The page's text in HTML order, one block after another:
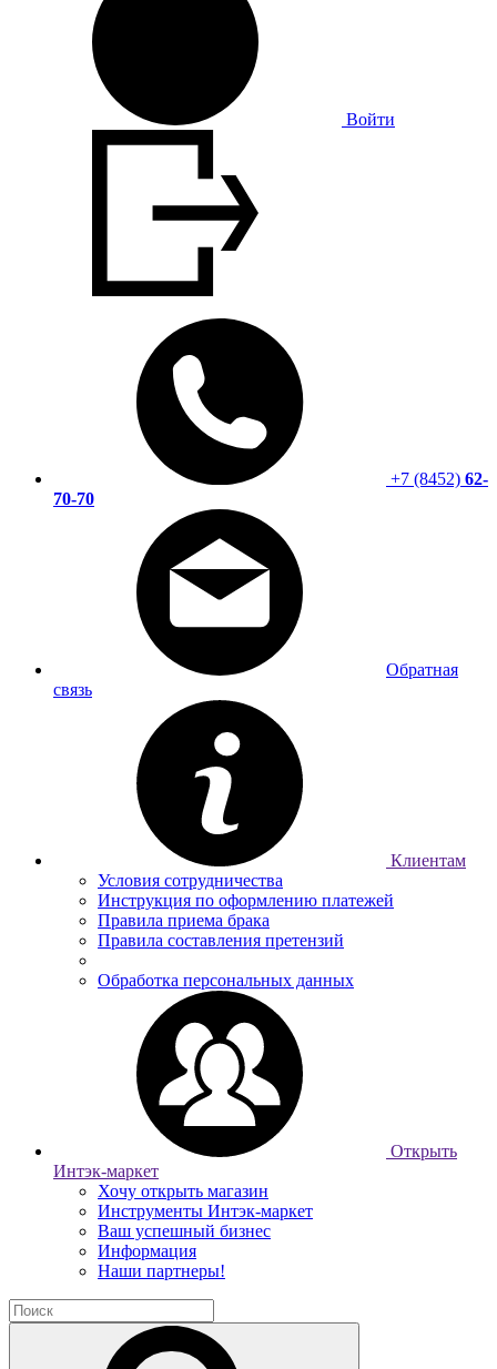
Войти
+7 (8452) 62-
70-70
Обратная
связь
Клиентам
Условия сотрудничества
Инструкция по оформлению платежей
Правила приема брака
Правила составления претензий
Обработка персональных данных
Открыть
Интэк-маркет
Хочу открыть магазин
Инструменты Интэк-маркет
Ваш успешный бизнес
Информация
Наши партнеры!